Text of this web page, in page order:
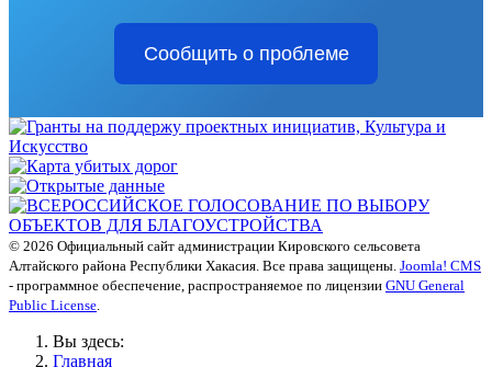
Сообщить о проблеме
© 2026 Официальный сайт администрации Кировского сельсовета
Алтайского района Республики Хакасия. Все права защищены. Joomla! CMS
- программное обеспечение, распространяемое по лицензии GNU General
Public License
Вы здесь:
Главная